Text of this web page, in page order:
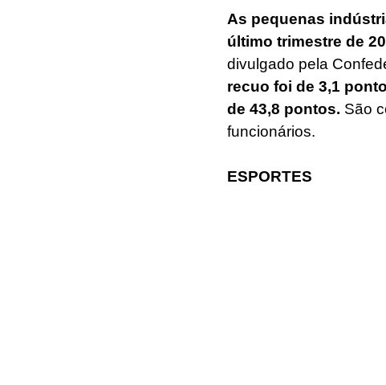
As pequenas
último trimestre de
divulgado pela
recuo foi de 3,1
de 43,8 pontos. São
funcionários.
ESPORTES